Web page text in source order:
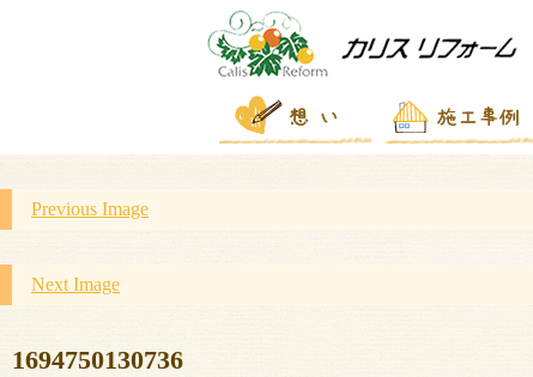
Previous Image
Next Image
1694750130736